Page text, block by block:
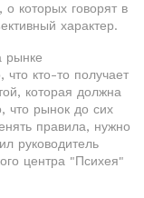
которых говорят в
характер.
рынке
кто-то получает
которая должна
что рынок до сих
правила, нужно
руководитель
центра "Психея"